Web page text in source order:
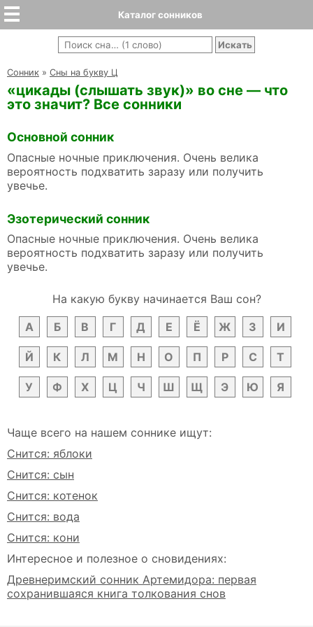
Каталог сонников
Cонник » Сны на букву Ц
«цикады (слышать звук)» во сне — что
это значит? Все сонники
Основной сонник
Опасные ночные приключения. Очень велика
вероятность подхватить заразу или получить
увечье.
Эзотерический сонник
Опасные ночные приключения. Очень велика
вероятность подхватить заразу или получить
увечье.
На какую букву начинается Ваш сон?
А
Б В Г Д Е Ё Ж З И
Й К Л М Н О П Р С Т
У Ф Х Ц Ч Ш Щ Э Ю Я
Чаще всего на нашем соннике ищут:
Снится: яблоки
Снится: сын
Снится: котенок
Снится: вода
Снится: кони
Интересное и полезное о сновидениях:
Древнеримский сонник Артемидора: первая
сохранившаяся книга толкования снов